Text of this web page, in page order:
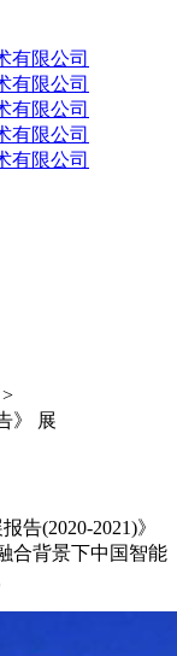
>
》 展
(2020-2021)》
合背景下中国智能